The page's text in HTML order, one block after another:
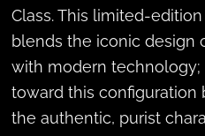
Class. This limited-
blends the iconic design
with modern technology;
toward this configuration
the authentic, purist